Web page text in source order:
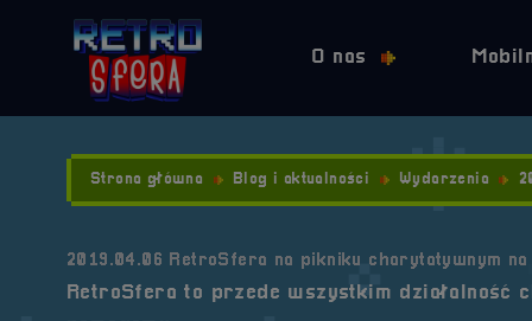
O nas
Strona główna Blog i aktualności Wydarzenia
2019.04.06 RetroSfera na pikniku charytatywnym
RetroSfera to przede wszystkim działalność